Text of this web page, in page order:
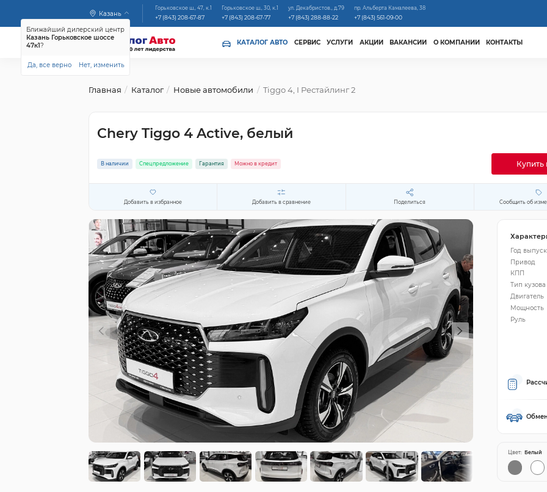
Казань
Ближайший дилерский центр
Казань Горьковское шоссе
47к1?
Да, все верно Нет, изменить
Горьковское ш., 47, к.1
+7 (843) 208-67-87
Горьковское ш., 30, к.1
+7 (843) 208-67-77
ул. Декабристов., д.79
+7 (843) 288-88-22
пр. Альберта Камалеева, 38
+7 (843) 561-09-00
КАТАЛОГ АВТО СЕРВИС УСЛУГИ АКЦИИ ВАКАНСИИ О КОМПАНИИ КОНТАКТЫ
Главная Каталог Новые автомобили Tiggo 4, I Рестайлинг 2
Chery Tiggo 4 Active, белый
В наличии Спецпредложение Гарантия Можно в кредит Купить
Добавить в избранное Добавить в сравнение Поделиться Сообщить об
Год
Привод
КПП
Тип кузова
Двигатель
Мощность
Руль
Цвет: Белый